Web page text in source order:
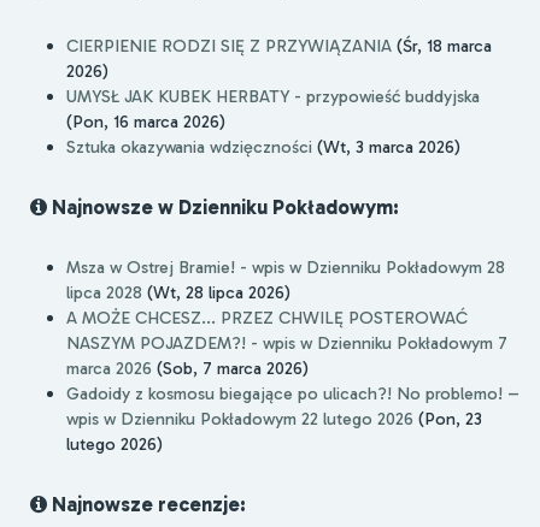
CIERPIENIE RODZI SIĘ Z PRZYWIĄZANIA (Śr, 18 marca
2026)
UMYSŁ JAK KUBEK HERBATY - przypowieść buddyjska
(Pon, 16 marca 2026)
Sztuka okazywania wdzięczności (Wt, 3 marca 2026)
Najnowsze w Dzienniku Pokładowym:
Msza w Ostrej Bramie! - wpis w Dzienniku Pokładowym 28
lipca 2028 (Wt, 28 lipca 2026)
A MOŻE CHCESZ... PRZEZ CHWILĘ POSTEROWAĆ
NASZYM POJAZDEM?! - wpis w Dzienniku Pokładowym 7
marca 2026 (Sob, 7 marca 2026)
Gadoidy z kosmosu biegające po ulicach?! No problemo! –
wpis w Dzienniku Pokładowym 22 lutego 2026 (Pon, 23
lutego 2026)
Najnowsze recenzje: